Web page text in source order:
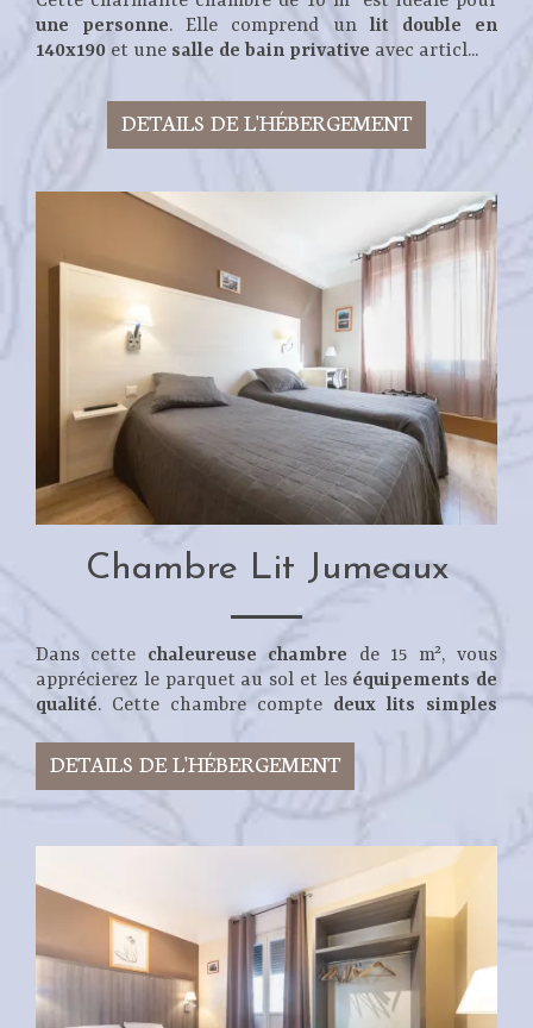
une personne. Elle comprend un lit double en
140x190 et une salle de bain privative avec articl...
DETAILS DE L'HÉBERGEMENT
Chambre Lit Jumeaux
Dans cette chaleureuse chambre de 15 m², vous
apprécierez le parquet au sol et les équipements de
qualité. Cette chambre compte deux lits simples
DETAILS DE L'HÉBERGEMENT